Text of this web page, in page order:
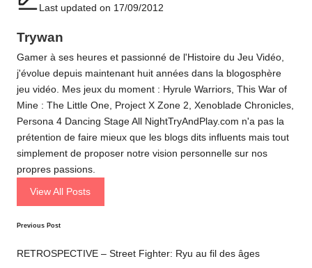
Last updated on 17/09/2012
Trywan
Gamer à ses heures et passionné de l'Histoire du Jeu Vidéo,
j'évolue depuis maintenant huit années dans la blogosphère
jeu vidéo. Mes jeux du moment : Hyrule Warriors, This War of
Mine : The Little One, Project X Zone 2, Xenoblade Chronicles,
Persona 4 Dancing Stage All NightTryAndPlay.com n'a pas la
prétention de faire mieux que les blogs dits influents mais tout
simplement de proposer notre vision personnelle sur nos
propres passions.
View All Posts
Post
navigation
Previous Post
RETROSPECTIVE – Street Fighter: Ryu au fil des âges